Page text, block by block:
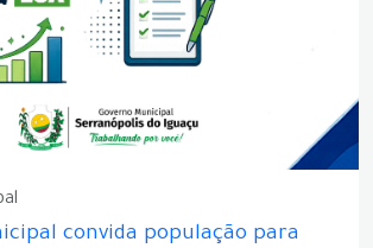
convida população para